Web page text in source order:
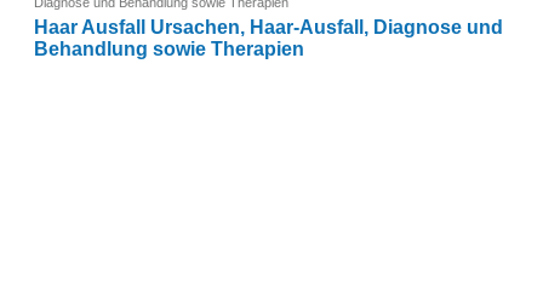
Haar Ausfall Ursachen, Haar-Ausfall, Diagnose und
Behandlung sowie Therapien